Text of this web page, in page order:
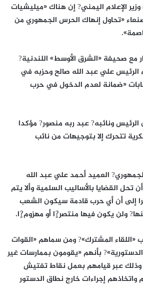
الإعلام اليمني? إن هناك «ميليشيات
«تحاول إنهاك الحرس الجمهوري من
مع صحيفة «الشرق الأوسط» اللندنية?
الرئيس علي عبد الله صالح وحزبه في
«ضمانة لعدم الدخول في حرب
ونائبه? عبد ربه منصور? مؤكدا
تتحرك إلا بتوجيهات من نائب
العميد أحمد علي عبد الله
القضايا بالأساليب السلمية وألا يتم
إلى أن أي حرب قادمة سيكون الشعب
ولن يكون فيها منتصر?ٍا أو مهزوم?ٍا.
«اللقاء المشترك»? ومن سماهم «القوات
بأنهم «يقومون بممارسات غير
وذلك عبر قيامهم بعمل نقاط تفتيش
إجراءات خارج نطاق الدستور